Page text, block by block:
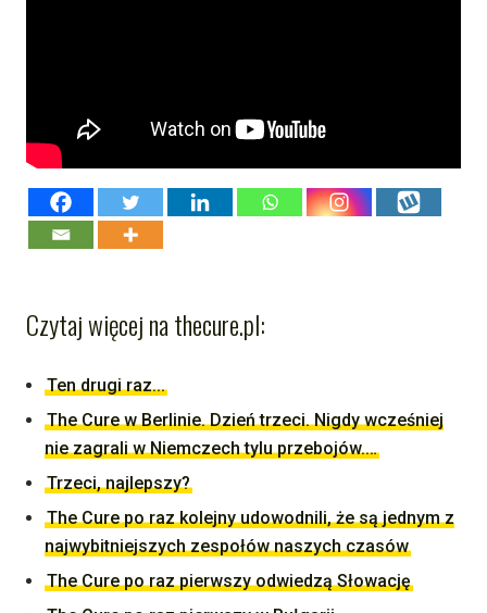
Czytaj więcej na thecure.pl:
Ten drugi raz...
The Cure w Berlinie. Dzień trzeci. Nigdy wcześniej
nie zagrali w Niemczech tylu przebojów.…
Trzeci, najlepszy?
The Cure po raz kolejny udowodnili, że są jednym z
najwybitniejszych zespołów naszych czasów
The Cure po raz pierwszy odwiedzą Słowację